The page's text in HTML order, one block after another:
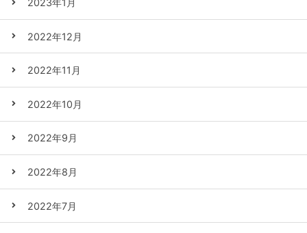
2023年1月
2022年12月
2022年11月
2022年10月
2022年9月
2022年8月
2022年7月